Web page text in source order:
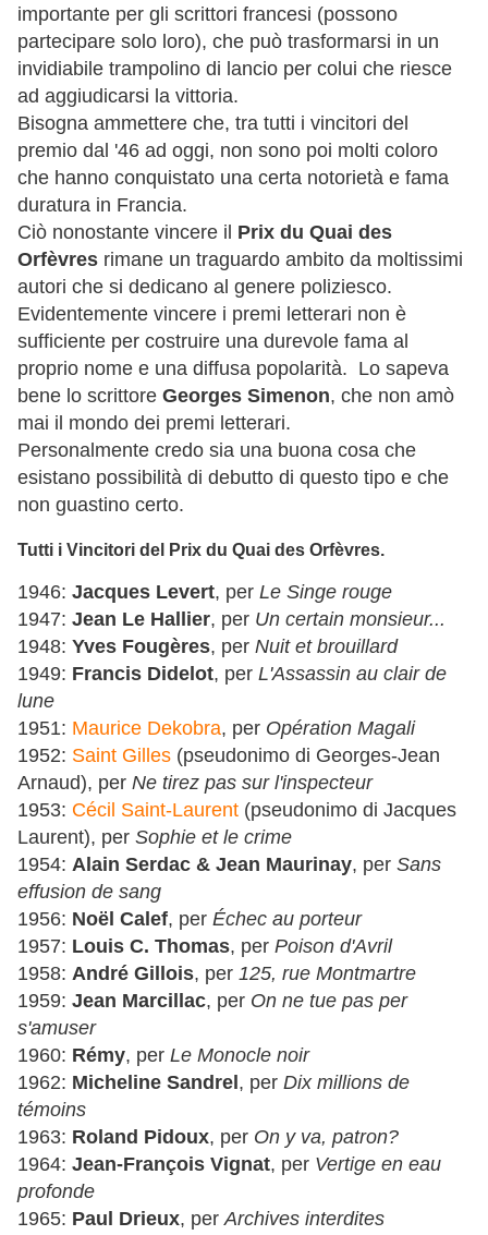
importante per gli scrittori francesi (possono
partecipare solo loro), che può trasformarsi in un
invidiabile trampolino di lancio per colui che riesce
ad aggiudicarsi la vittoria.
Bisogna ammettere che, tra tutti i vincitori del
premio dal '46 ad oggi, non sono poi molti coloro
che hanno conquistato una certa notorietà e fama
duratura in Francia.
Ciò nonostante vincere il Prix du Quai des
Orfèvres rimane un traguardo ambito da moltissimi
autori che si dedicano al genere poliziesco.
Evidentemente vincere i premi letterari non è
sufficiente per costruire una durevole fama al
proprio nome e una diffusa popolarità. Lo sapeva
bene lo scrittore Georges Simenon, che non amò
mai il mondo dei premi letterari.
Personalmente credo sia una buona cosa che
esistano possibilità di debutto di questo tipo e che
non guastino certo.
Tutti i Vincitori del Prix du Quai des Orfèvres.
1946: Jacques Levert, per Le Singe rouge
1947: Jean Le Hallier, per Un certain monsieur...
1948: Yves Fougères, per Nuit et brouillard
1949: Francis Didelot, per L'Assassin au clair de
lune
1951: Maurice Dekobra, per Opération Magali
1952: Saint Gilles (pseudonimo di Georges-Jean
Arnaud), per Ne tirez pas sur l'inspecteur
1953: Cécil Saint-Laurent (pseudonimo di Jacques
Laurent), per Sophie et le crime
1954: Alain Serdac & Jean Maurinay, per Sans
effusion de sang
1956: Noël Calef, per Échec au porteur
1957: Louis C. Thomas, per Poison d'Avril
1958: André Gillois, per 125, rue Montmartre
1959: Jean Marcillac, per On ne tue pas per
s'amuser
1960: Rémy, per Le Monocle noir
1962: Micheline Sandrel, per Dix millions de
témoins
1963: Roland Pidoux, per On y va, patron?
1964: Jean-François Vignat, per Vertige en eau
profonde
1965: Paul Drieux, per Archives interdites